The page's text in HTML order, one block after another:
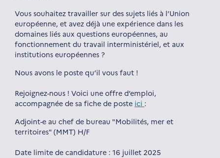
Vous souhaitez travailler sur des sujets liés à l’Union
européenne, et avez déjà une expérience dans les
domaines liés aux questions européennes, au
fonctionnement du travail interministériel, et aux
institutions européennes ?
Nous avons le poste qu’il vous faut !
Rejoignez-nous ! Voici une offre d’emploi,
accompagnée de sa fiche de poste ici :
Adjoint-e au chef de bureau "Mobilités, mer et
territoires" (MMT) H/F
Date limite de candidature : 16 juillet 2025